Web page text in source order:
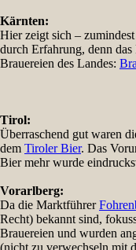
Kärnten:
Hier zeigt sich –
durch Erfahrung, denn das
Brauereien des Landes:
Tirol:
Überraschend gut waren
dem Tiroler Bier. Das
Bier mehr wurde
Vorarlberg:
Da die Marktführer
Recht) bekannt sind,
Brauereien und wurden
(nicht zu verwechseln mit